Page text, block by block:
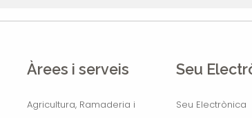
Àrees i serveis
Agricultura, Ramaderia i
Seu
Seu Electrònica